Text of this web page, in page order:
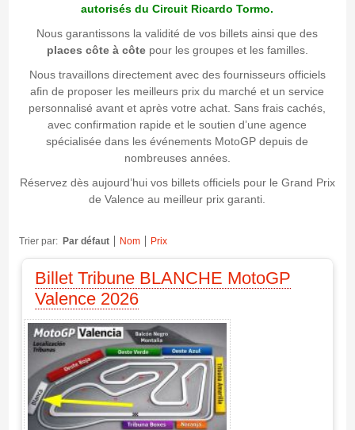
autorisés du Circuit Ricardo Tormo.
Nous garantissons la validité de vos billets ainsi que des
places côte à côtepour les groupes et les familles.
Nous travaillons directement avec des fournisseurs officiels
afin de proposer les meilleurs prix du marché et un service
personnalisé avant et après votre achat. Sans frais cachés,
avec confirmation rapide et le soutien d’une agence
spécialisée dans les événements MotoGP depuis de
nombreuses années.
Réservez dès aujourd’hui vos billets officiels pour le Grand Prix
de Valence au meilleur prix garanti.
Trier par: Par défaut Nom Prix
Billet Tribune BLANCHE MotoGP
Valence 2026